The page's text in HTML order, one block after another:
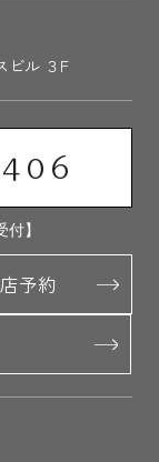
ビル ３F
】
予約